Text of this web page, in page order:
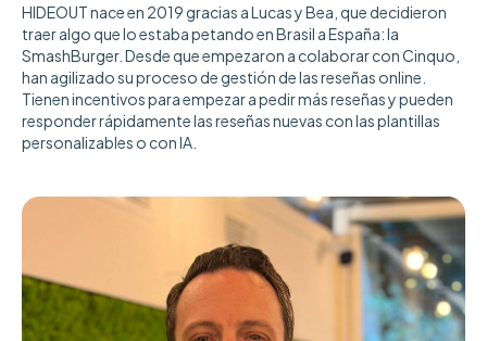
HIDEOUT nace en 2019 gracias a Lucas y Bea, que decidieron
traer algo que lo estaba petando en Brasil a España: la
SmashBurger. Desde que empezaron a colaborar con Cinquo,
han agilizado su proceso de gestión de las reseñas online.
Tienen incentivos para empezar a pedir más reseñas y pueden
responder rápidamente las reseñas nuevas con las plantillas
personalizables o con IA.